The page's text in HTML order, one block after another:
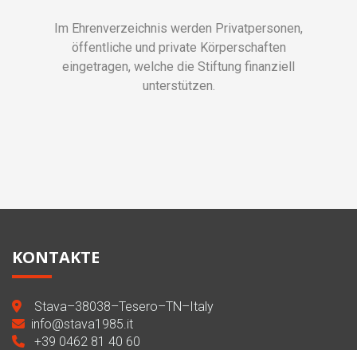
Im Ehrenverzeichnis werden Privatpersonen,
öffentliche und private Körperschaften
eingetragen, welche die Stiftung finanziell
unterstützen.
KONTAKTE
Stava–38038–Tesero–TN–Italy
info@stava1985.it
+39 0462 81 40 60